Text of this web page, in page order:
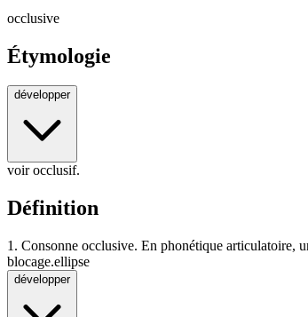
occlusive
Étymologie
développer
voir occlusif.
Définition
1. Consonne occlusive. En phonétique articulatoire,
blocage.ellipse
développer